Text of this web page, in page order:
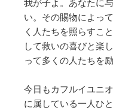
我が子よ。あなたに
い。その賜物によっ
く人たちを照らすこ
して救いの喜びと楽
って多くの人たちを
今日もカフルイユニ
に属している一人ひ